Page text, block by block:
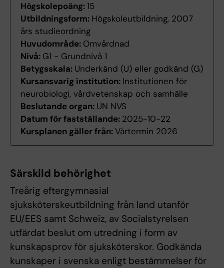
Högskolepoäng:15
Utbildningsform: Högskoleutbildning, 2007
års studieordning
Huvudområde: Omvårdnad
Nivå: G1 - Grundnivå 1
Betygsskala: Underkänd (U) eller godkänd (G)
Kursansvarig institution: Institutionen för
neurobiologi, vårdvetenskap och samhälle
Beslutande organ: UN NVS
Datum för fastställande: 2025-10-22
Kursplanen gäller från:Vårtermin 2026
Särskild behörighet
Treårig eftergymnasial
sjuksköterskeutbildning från land utanför
EU/EES samt Schweiz, av Socialstyrelsen
utfärdat beslut om utredning i form av
kunskapsprov för sjuksköterskor. Godkända
kunskaper i svenska enligt bestämmelser för